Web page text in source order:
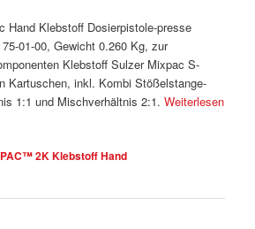
Hand Klebstoff Dosierpistole-presse
01-00, Gewicht 0.260 Kg, zur
Klebstoff Sulzer Mixpac S-
Kartuschen, inkl. Kombi Stößelstange-
1:1 und Mischverhältnis 2:1.Weiterlesen
2K Klebstoff Hand